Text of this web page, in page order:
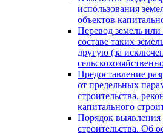
использования
объектов
Перевод земель или
составе таких
другую (за
Предоставление
от предельных
строительства,
капитального
Порядок выявления
строительства. Об